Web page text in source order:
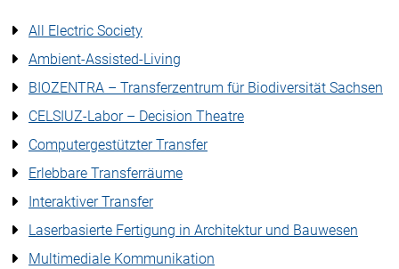
All Electric Society
Ambient-Assisted-Living
BIOZENTRA – Transferzentrum für Biodiversität Sachsen
CELSIUZ-Labor – Decision Theatre
Computergestützter Transfer
Erlebbare Transferräume
Interaktiver Transfer
Laserbasierte Fertigung in Architektur und Bauwesen
Multimediale Kommunikation